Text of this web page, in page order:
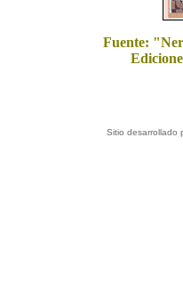
Fuente:
Sitio desarrollado